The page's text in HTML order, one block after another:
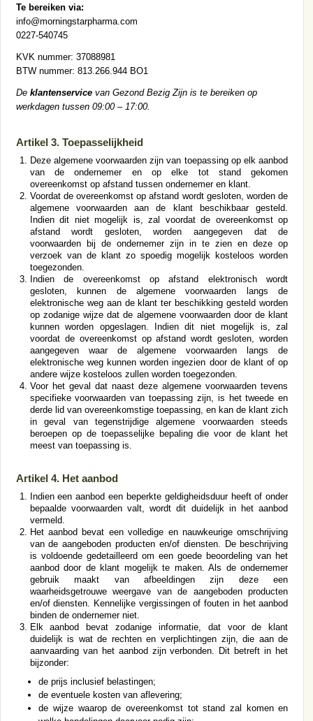
Te bereiken via:
info@morningstarpharma.com
0227-540745
KVK nummer: 37088981
BTW nummer: 813.266.944 BO1
De klantenservicevan Gezond Bezig Zijn is te bereiken op
werkdagen tussen 09:00 – 17:00.
Artikel 3. Toepasselijkheid
Deze algemene voorwaarden zijn van toepassing op elk aanbod
van de ondernemer en op elke tot stand gekomen
overeenkomst op afstand tussen ondernemer en klant.
Voordat de overeenkomst op afstand wordt gesloten, worden de
algemene voorwaarden aan de klant beschikbaar gesteld.
Indien dit niet mogelijk is, zal voordat de overeenkomst op
afstand wordt gesloten, worden aangegeven dat de
voorwaarden bij de ondernemer zijn in te zien en deze op
verzoek van de klant zo spoedig mogelijk kosteloos worden
toegezonden.
Indien de overeenkomst op afstand elektronisch wordt
gesloten, kunnen de algemene voorwaarden langs de
elektronische weg aan de klant ter beschikking gesteld worden
op zodanige wijze dat de algemene voorwaarden door de klant
kunnen worden opgeslagen. Indien dit niet mogelijk is, zal
voordat de overeenkomst op afstand wordt gesloten, worden
aangegeven waar de algemene voorwaarden langs de
elektronische weg kunnen worden ingezien door de klant of op
andere wijze kosteloos zullen worden toegezonden.
Voor het geval dat naast deze algemene voorwaarden tevens
specifieke voorwaarden van toepassing zijn, is het tweede en
derde lid van overeenkomstige toepassing, en kan de klant zich
in geval van tegenstrijdige algemene voorwaarden steeds
beroepen op de toepasselijke bepaling die voor de klant het
meest van toepassing is.
Artikel 4. Het aanbod
Indien een aanbod een beperkte geldigheidsduur heeft of onder
bepaalde voorwaarden valt, wordt dit duidelijk in het aanbod
vermeld.
Het aanbod bevat een volledige en nauwkeurige omschrijving
van de aangeboden producten en/of diensten. De beschrijving
is voldoende gedetailleerd om een goede beoordeling van het
aanbod door de klant mogelijk te maken. Als de ondernemer
gebruik maakt van afbeeldingen zijn deze een
waarheidsgetrouwe weergave van de aangeboden producten
en/of diensten. Kennelijke vergissingen of fouten in het aanbod
binden de ondernemer niet.
Elk aanbod bevat zodanige informatie, dat voor de klant
duidelijk is wat de rechten en verplichtingen zijn, die aan de
aanvaarding van het aanbod zijn verbonden. Dit betreft in het
bijzonder:
de prijs inclusief belastingen;
de eventuele kosten van aflevering;
de wijze waarop de overeenkomst tot stand zal komen en